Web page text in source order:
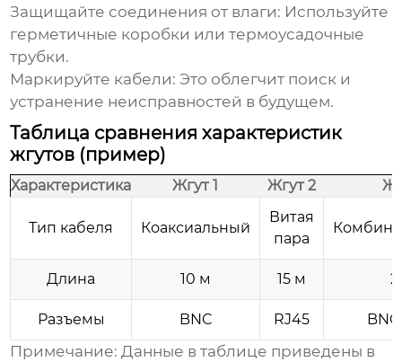
Защищайте соединения от влаги: Используйте
герметичные коробки или термоусадочные
трубки.
Маркируйте кабели: Это облегчит поиск и
устранение неисправностей в будущем.
Таблица сравнения характеристик
жгутов (пример)
Характеристика Жгут 1 Жгут 2
Тип кабеля Коаксиальный
Витая
пара
Длина 10 м 15 м
Разъемы BNC RJ45
Примечание: Данные в таблице приведены в